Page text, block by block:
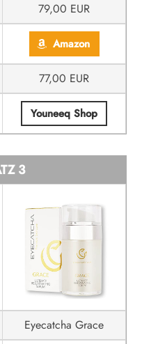
79,00 EUR
Amazon
77,00 EUR
Youneeq Shop
3
Eyecatcha Grace